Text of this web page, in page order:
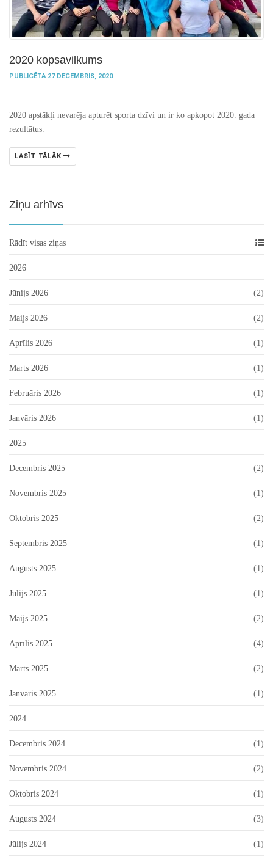
2020 kopsavilkums
PUBLICĒTA 27 DECEMBRIS, 2020
2020 apstākļi nevarēja apturēt sporta dzīvi un ir ko apkopot 2020. gada
rezultātus.
LASĪT TĀLĀK
Ziņu arhīvs
Rādīt visas ziņas
2026
Jūnijs 2026 (2)
Maijs 2026 (2)
Aprīlis 2026 (1)
Marts 2026 (1)
Februāris 2026 (1)
Janvāris 2026 (1)
2025
Decembris 2025 (2)
Novembris 2025 (1)
Oktobris 2025 (2)
Septembris 2025 (1)
Augusts 2025 (1)
Jūlijs 2025 (1)
Maijs 2025 (2)
Aprīlis 2025 (4)
Marts 2025 (2)
Janvāris 2025 (1)
2024
Decembris 2024 (1)
Novembris 2024 (2)
Oktobris 2024 (1)
Augusts 2024 (3)
Jūlijs 2024 (1)